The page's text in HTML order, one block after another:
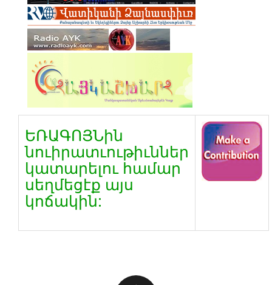
ԵՌԱԳՈՅՆին
նուիրատւութիւններ
կատարելու համար
սեղմեցէք այս
կոճակին: